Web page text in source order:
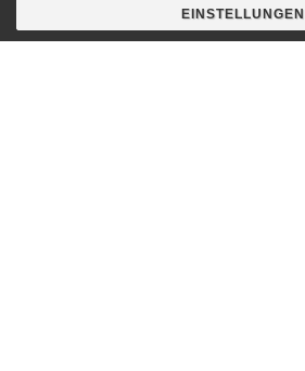
EINSTELLUNGEN